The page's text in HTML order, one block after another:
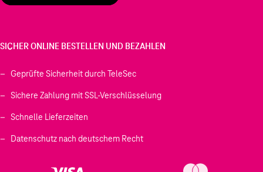
SICHER ONLINE BESTELLEN UND BEZAHLEN
Geprüfte Sicherheit durch TeleSec
Sichere Zahlung mit SSL-Verschlüsselung
Schnelle Lieferzeiten
Datenschutz nach deutschem Recht